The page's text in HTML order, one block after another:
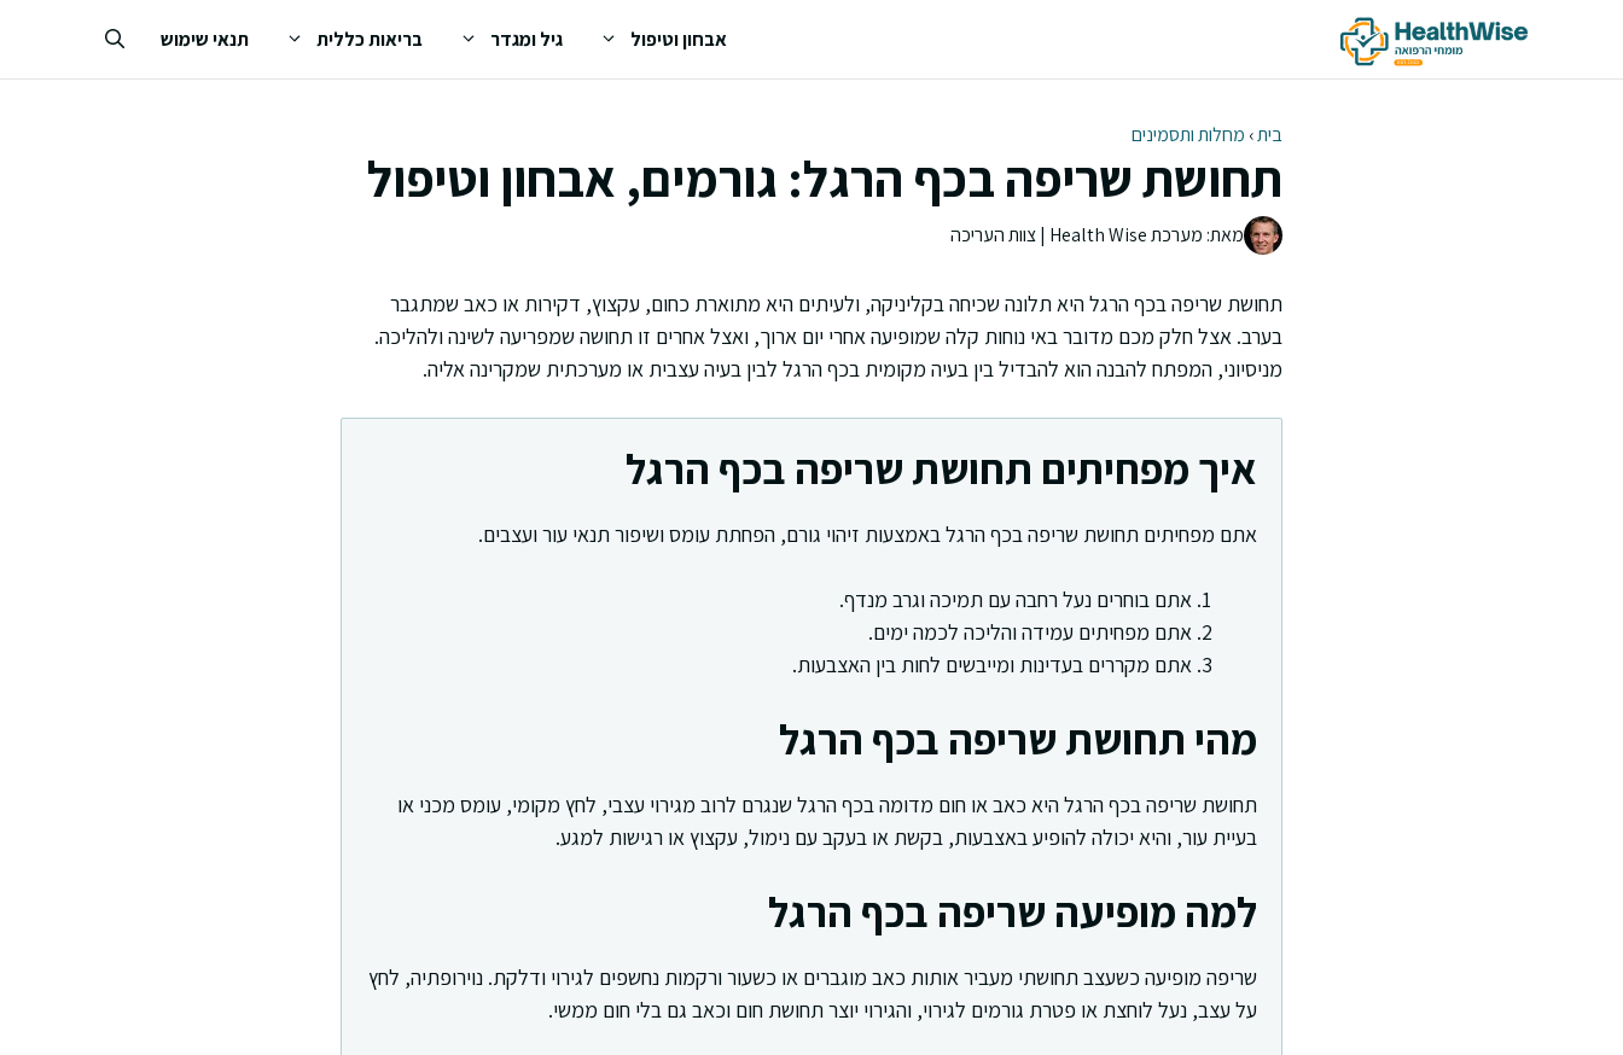
אבחון וטיפול גיל ומגדר בריאות כללית תנאי שימוש
בית› מחלות ותסמינים
תחושת שריפה בכף הרגל: גורמים, אבחון וטיפול
מאת: מערכת Health Wise | צוות העריכה
תחושת שריפה בכף הרגל היא תלונה שכיחה בקליניקה, ולעיתים היא מתוארת כחום, עקצוץ, דקירות או כאב שמתגבר
בערב. אצל חלק מכם מדובר באי נוחות קלה שמופיעה אחרי יום ארוך, ואצל אחרים זו תחושה שמפריעה לשינה ולהליכה.
מניסיוני, המפתח להבנה הוא להבדיל בין בעיה מקומית בכף הרגל לבין בעיה עצבית או מערכתית שמקרינה אליה.
איך מפחיתים תחושת שריפה בכף הרגל
אתם מפחיתים תחושת שריפה בכף הרגל באמצעות זיהוי גורם, הפחתת עומס ושיפור תנאי עור ועצבים.
אתם בוחרים נעל רחבה עם תמיכה וגרב מנדף.
אתם מפחיתים עמידה והליכה לכמה ימים.
אתם מקררים בעדינות ומייבשים לחות בין האצבעות.
מהי תחושת שריפה בכף הרגל
תחושת שריפה בכף הרגל היא כאב או חום מדומה בכף הרגל שנגרם לרוב מגירוי עצבי, לחץ מקומי, עומס מכני או
בעיית עור, והיא יכולה להופיע באצבעות, בקשת או בעקב עם נימול, עקצוץ או רגישות למגע.
למה מופיעה שריפה בכף הרגל
שריפה מופיעה כשעצב תחושתי מעביר אותות כאב מוגברים או כשעור ורקמות נחשפים לגירוי ודלקת. נוירופתיה, לחץ
על עצב, נעל לוחצת או פטרת גורמים לגירוי, והגירוי יוצר תחושת חום וכאב גם בלי חום ממשי.